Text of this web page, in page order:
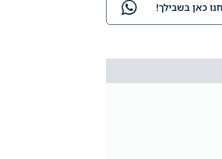
כאן בשבילך!​